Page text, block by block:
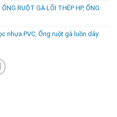
ỐNG RUỘT GÀ LÕI THÉP HP, ỐNG
nhựa PVC Ống ruột gà luồn dây